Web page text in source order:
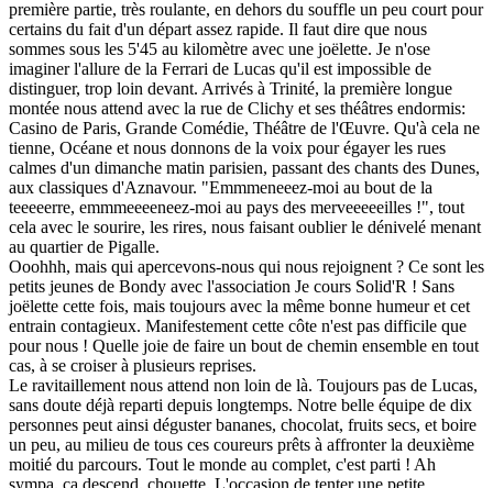
première partie, très roulante, en dehors du souffle un peu court pour
certains du fait d'un départ assez rapide. Il faut dire que nous
sommes sous les 5'45 au kilomètre avec une joëlette. Je n'ose
imaginer l'allure de la Ferrari de Lucas qu'il est impossible de
distinguer, trop loin devant. Arrivés à Trinité, la première longue
montée nous attend avec la rue de Clichy et ses théâtres endormis:
Casino de Paris, Grande Comédie, Théâtre de l'Œuvre. Qu'à cela ne
tienne, Océane et nous donnons de la voix pour égayer les rues
calmes d'un dimanche matin parisien, passant des chants des Dunes,
aux classiques d'Aznavour. "Emmmeneeez-moi au bout de la
teeeeerre, emmmeeeeneez-moi au pays des merveeeeeilles !", tout
cela avec le sourire, les rires, nous faisant oublier le dénivelé menant
au quartier de Pigalle.
Ooohhh, mais qui apercevons-nous qui nous rejoignent ? Ce sont les
petits jeunes de Bondy avec l'association Je cours Solid'R ! Sans
joëlette cette fois, mais toujours avec la même bonne humeur et cet
entrain contagieux. Manifestement cette côte n'est pas difficile que
pour nous ! Quelle joie de faire un bout de chemin ensemble en tout
cas, à se croiser à plusieurs reprises.
Le ravitaillement nous attend non loin de là. Toujours pas de Lucas,
sans doute déjà reparti depuis longtemps. Notre belle équipe de dix
personnes peut ainsi déguster bananes, chocolat, fruits secs, et boire
un peu, au milieu de tous ces coureurs prêts à affronter la deuxième
moitié du parcours. Tout le monde au complet, c'est parti ! Ah